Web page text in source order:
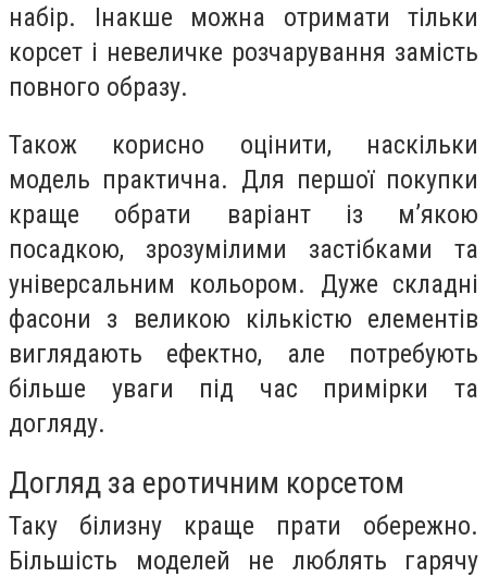
набір. Інакше можна отримати тільки
корсет і невеличке розчарування замість
повного образу.
Також корисно оцінити, наскільки
модель практична. Для першої покупки
краще обрати варіант із м’якою
посадкою, зрозумілими застібками та
універсальним кольором. Дуже складні
фасони з великою кількістю елементів
виглядають ефектно, але потребують
більше уваги під час примірки та
догляду.
Догляд за еротичним корсетом
Таку білизну краще прати обережно.
Більшість моделей не люблять гарячу